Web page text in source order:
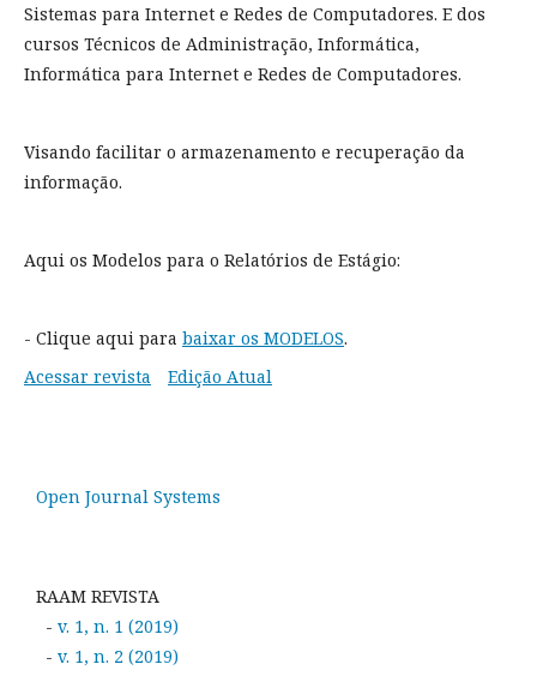
Sistemas para Internet e Redes de Computadores. E dos
cursos Técnicos de Administração, Informática,
Informática para Internet e Redes de Computadores.
Visando facilitar o armazenamento e recuperação da
informação.
Aqui os Modelos para o Relatórios de Estágio:
- Clique aqui para baixar os MODELOS.
Acessar revista
Edição Atual
Open Journal Systems
RAAM REVISTA
- v. 1, n. 1 (2019)
- v. 1, n. 2 (2019)